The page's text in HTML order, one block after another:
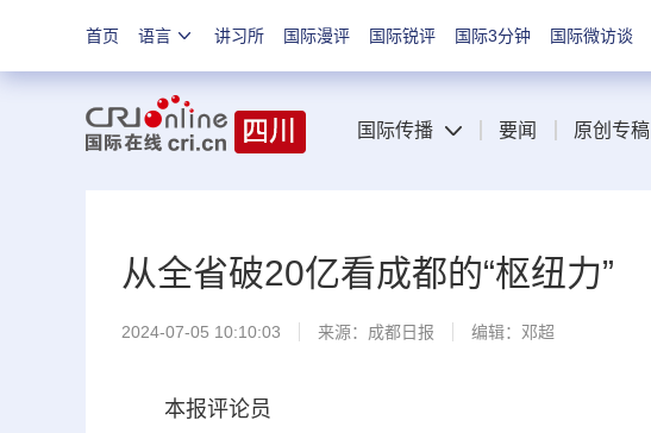
首页 语言 讲习所 国际漫评 国际锐评 国际3分钟 国际微访谈
国际传播 要闻 原创专稿
从全省破20亿看成都的“枢纽力”
2024-07-05 10:10:03 来源： 成都日报 编辑：邓超
本报评论员